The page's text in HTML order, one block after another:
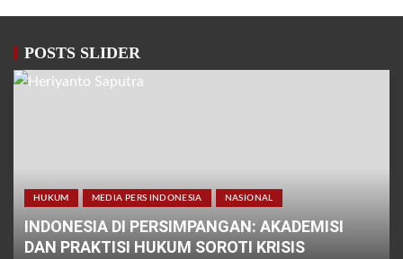
POSTS SLIDER
HUKUM MEDIA PERS INDONESIA NASIONAL
INDONESIA DI PERSIMPANGAN: AKADEMISI
DAN PRAKTISI HUKUM SOROTI KRISIS